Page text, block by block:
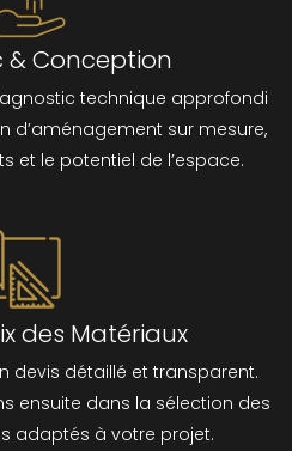
& Conception
technique approfondi
d’aménagement sur mesure,
et le potentiel de l’espace.
des Matériaux
devis détaillé et transparent.
ensuite dans la sélection des
adaptés à votre projet.